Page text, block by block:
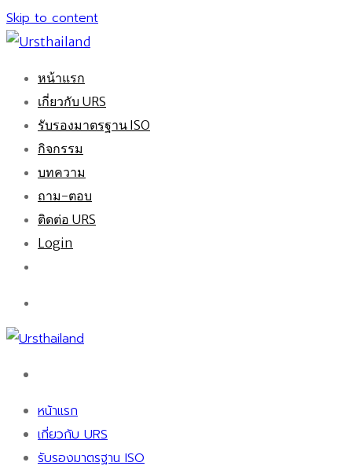
Skip to content
หน้าแรก
เกี่ยวกับ URS
รับรองมาตรฐาน ISO
กิจกรรม
บทความ
ถาม-ตอบ
ติดต่อ URS
Login
หน้าแรก
เกี่ยวกับ URS
รับรองมาตรฐาน ISO